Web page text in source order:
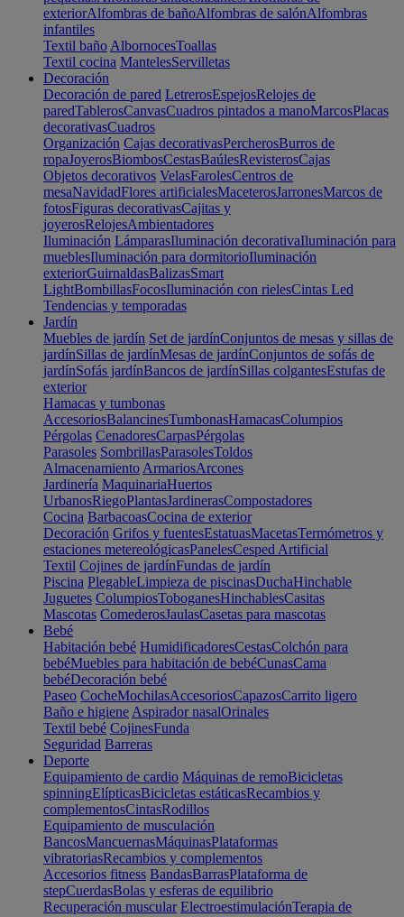
exteriorAlfombras de bañoAlfombras de salónAlfombras
infantiles
Textil baño AlbornocesToallas
Textil cocina MantelesServilletas
Decoración
Decoración de pared LetrerosEspejosRelojes de
paredTablerosCanvasCuadros pintados a manoMarcosPlacas
decorativasCuadros
Organización Cajas decorativasPercherosBurros de
ropaJoyerosBiombosCestasBaúlesRevisterosCajas
Objetos decorativos VelasFarolesCentros de
mesaNavidadFlores artificialesMaceterosJarronesMarcos de
fotosFiguras decorativasCajitas y
joyerosRelojesAmbientadores
Iluminación LámparasIluminación decorativaIluminación para
mueblesIluminación para dormitorioIluminación
exteriorGuirnaldasBalizasSmart
LightBombillasFocosIluminación con rielesCintas Led
Tendencias y temporadas
Jardín
Muebles de jardín Set de jardínConjuntos de mesas y sillas de
jardínSillas de jardínMesas de jardínConjuntos de sofás de
jardínSofás jardínBancos de jardínSillas colgantesEstufas de
exterior
Hamacas y tumbonas
AccesoriosBalancinesTumbonasHamacasColumpios
Pérgolas CenadoresCarpasPérgolas
Parasoles SombrillasParasolesToldos
Almacenamiento ArmariosArcones
Jardinería MaquinariaHuertos
UrbanosRiegoPlantasJardinerasCompostadores
Cocina BarbacoasCocina de exterior
Decoración Grifos y fuentesEstatuasMacetasTermómetros y
estaciones metereológicasPanelesCesped Artificial
Textil Cojines de jardínFundas de jardín
Piscina PlegableLimpieza de piscinasDuchaHinchable
Juguetes ColumpiosToboganesHinchablesCasitas
Mascotas ComederosJaulasCasetas para mascotas
Bebé
Habitación bebé HumidificadoresCestasColchón para
bebéMuebles para habitación de bebéCunasCama
bebéDecoración bebé
Paseo CocheMochilasAccesoriosCapazosCarrito ligero
Baño e higiene Aspirador nasalOrinales
Textil bebé CojinesFunda
Seguridad Barreras
Deporte
Equipamiento de cardio Máquinas de remoBicicletas
spinningElípticasBicicletas estáticasRecambios y
complementosCintasRodillos
Equipamiento de musculación
BancosMancuernasMáquinasPlataformas
vibratoriasRecambios y complementos
Accesorios fitness BandasBarrasPlataforma de
stepCuerdasBolas y esferas de equilibrio
Recuperación muscular ElectroestimulaciónTerapia de